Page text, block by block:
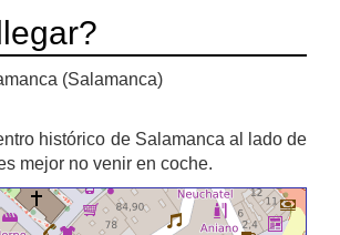
(Salamanca)
histórico de Salamanca al lado de
mejor no venir en coche.